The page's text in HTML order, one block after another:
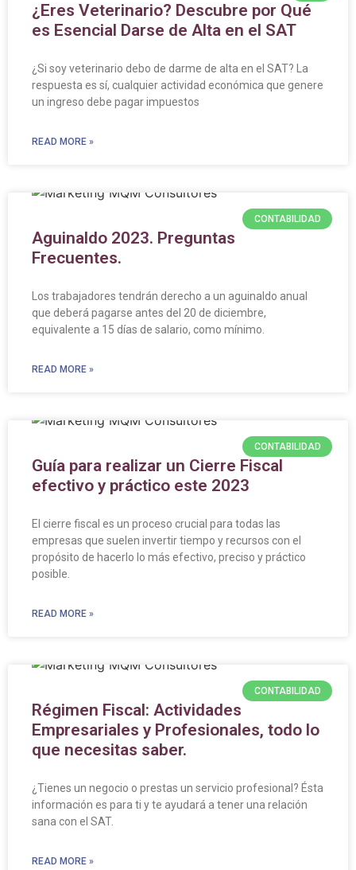
¿Eres Veterinario? Descubre por Qué
es Esencial Darse de Alta en el SAT
¿Si soy veterinario debo de darme de alta en el SAT? La
respuesta es sí, cualquier actividad económica que genere
un ingreso debe pagar impuestos
READ MORE »
CONTABILIDAD
Aguinaldo 2023. Preguntas
Frecuentes.
Los trabajadores tendrán derecho a un aguinaldo anual
que deberá pagarse antes del 20 de diciembre,
equivalente a 15 días de salario, como mínimo.
READ MORE »
CONTABILIDAD
Guía para realizar un Cierre Fiscal
efectivo y práctico este 2023
El cierre fiscal es un proceso crucial para todas las
empresas que suelen invertir tiempo y recursos con el
propósito de hacerlo lo más efectivo, preciso y práctico
posible.
READ MORE »
CONTABILIDAD
Régimen Fiscal: Actividades
Empresariales y Profesionales, todo lo
que necesitas saber.
¿Tienes un negocio o prestas un servicio profesional? Ésta
información es para ti y te ayudará a tener una relación
sana con el SAT.
READ MORE »